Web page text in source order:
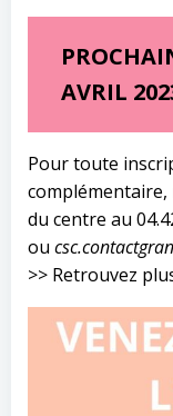
AVRIL
Pour toute
complémentaire,
du centre au
ou
>> Retrouvez